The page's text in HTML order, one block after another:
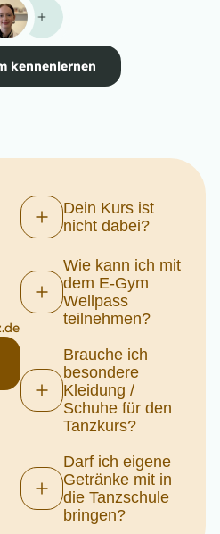
kennenlernen
Dein Kurs ist
nicht dabei?
Wie kann ich mit
dem E-Gym
Wellpass
teilnehmen?
Brauche ich
besondere
Kleidung /
Schuhe für den
Tanzkurs?
Darf ich eigene
Getränke mit in
die Tanzschule
bringen?